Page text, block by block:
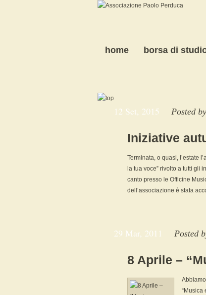
home borsa di
12 Set, 2015 Posted
Iniziative
Terminata, o quasi, l’estate
la tua voce” rivolto a tutti gli
canto presso le Officine
dell’associazione è stata
29 Mar, 2011 Posted
8 Aprile –
“Musica